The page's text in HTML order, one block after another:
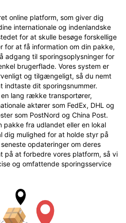
online platform, som giver dig
internationale og indenlandske
for at skulle besøge forskellige
for at få information om din pakke,
adgang til sporingsoplysninger for
brugerflade. Vores system er
og tilgængeligt, så du nemt
indtaste dit sporingsnummer.
lang række transportører,
aktører som FedEx, DHL og
som PostNord og China Post.
pakke fra udlandet eller en lokal
dig mulighed for at holde styr på
opdateringer om deres
på at forbedre vores platform, så vi
og omfattende sporingsservice